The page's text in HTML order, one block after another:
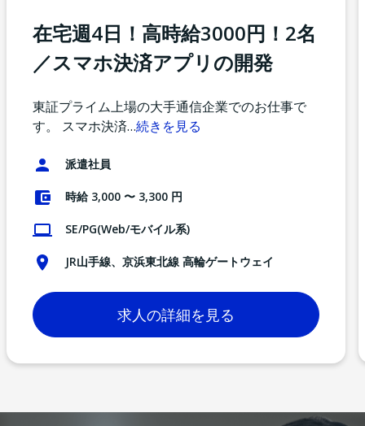
在宅週4日！高時給3000円！2名
／スマホ決済アプリの開発
東証プライム上場の大手通信企業でのお仕事で
す。 スマホ決済…続きを見る
派遣社員
時給 3,000 〜 3,300 円
SE/PG(Web/モバイル系)
JR山手線、京浜東北線 高輪ゲートウェイ
求人の詳細を見る